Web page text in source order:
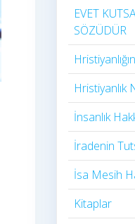
EVET
SÖZÜDÜR
Hristiyanlık
İnsanlık
İradenin
İsa Mesih
Kitaplar